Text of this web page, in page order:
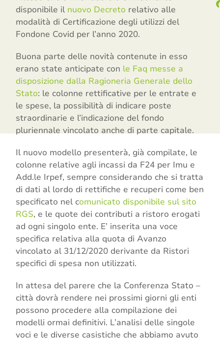
disponibile il nuovo Decreto relativo alle
modalità di Certificazione degli utilizzi del
Fondone Covid per l’anno 2020.
Buona parte delle novità contenute in esso
erano state anticipate con le Faq messe a
disposizione dalla Ragioneria Generale dello
Stato: le colonne rettificative per le entrate e
le spese, la possibilità di indicare poste
straordinarie e l’indicazione del fondo
pluriennale vincolato anche di parte capitale.
Il nuovo modello presenterà, già compilate, le
colonne relative agli incassi da F24 per Imu e
Add.le Irpef, sempre considerando che si tratta
di dati al lordo di rettifiche e recuperi come ben
specificato nel comunicato disponibile sul sito
RGS, e le quote dei contributi a ristoro erogati
ad ogni singolo ente. E’ inserita una voce
specifica relativa alla quota di Avanzo
vincolato al 31/12/2020 derivante da Ristori
specifici di spesa non utilizzati.
In attesa del parere che la Conferenza Stato –
città dovrà rendere nei prossimi giorni gli enti
possono procedere alla compilazione dei
modelli ormai definitivi. L’analisi delle singole
voci e le diverse casistiche che abbiamo avuto